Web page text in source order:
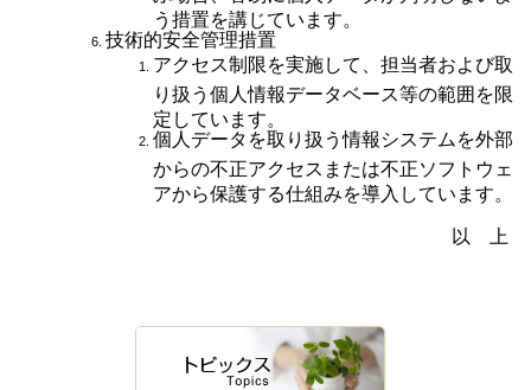
う措置を講じています。
技術的安全管理措置
アクセス制限を実施して、担当者および取
り扱う個人情報データベース等の範囲を限
定しています。
個人データを取り扱う情報システムを外部
からの不正アクセスまたは不正ソフトウェ
アから保護する仕組みを導入しています。
以 上